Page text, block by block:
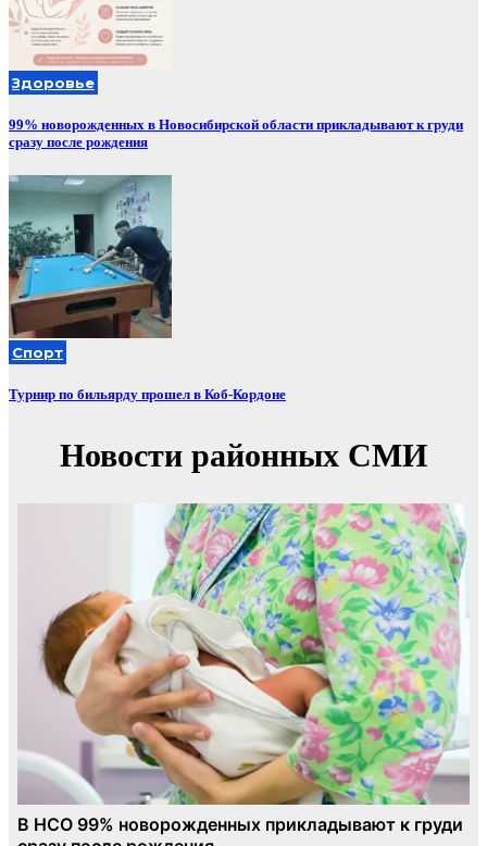
Здоровье
99% новорожденных в Новосибирской области прикладывают к груди
сразу после рождения
Спорт
Турнир по бильярду прошел в Коб-Кордоне